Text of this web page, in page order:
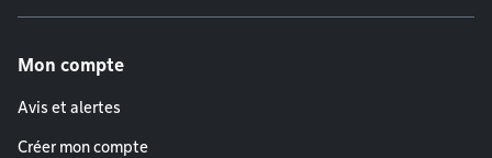
Mon compte
Avis et alertes
Créer mon compte